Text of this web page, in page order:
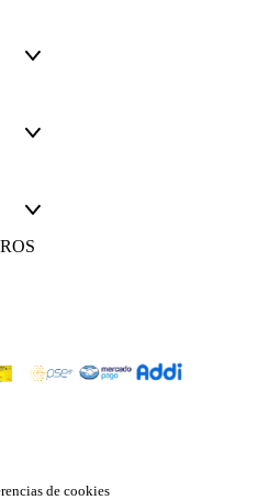
de cookies